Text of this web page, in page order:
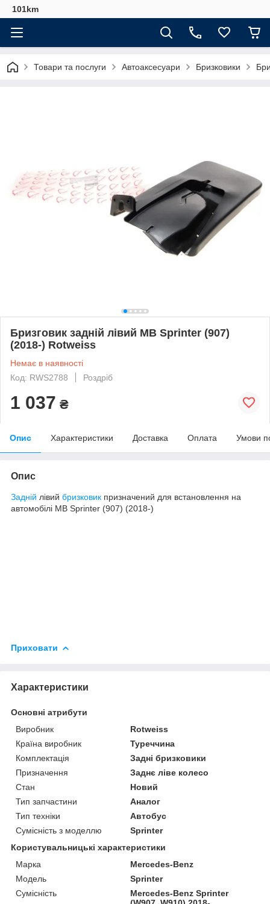
101km
Товари та послуги Автоаксесуари Бризковики
Бризговик задній лівий MB Sprinter (907)
(2018-) Rotweiss
Немає в наявності
Код: RWS2788
Роздріб
1 037 ₴
Опис Характеристики Доставка Оплата Умови
Опис
Задній лівий бризковик призначений для встановлення на
автомобілі MB Sprinter (907) (2018-)
Приховати
Характеристики
Основні атрибути
Виробник
Rotweiss
Країна виробник
Туреччина
Комплектація
Задні бризковики
Призначення
Заднє ліве колесо
Стан
Новий
Тип запчастини
Аналог
Тип техніки
Автобус
Сумісність з моделлю
Sprinter
Користувальницькі характеристики
Марка
Mercedes-Benz
Модель
Sprinter
Сумісність
Mercedes-Benz Sprinter